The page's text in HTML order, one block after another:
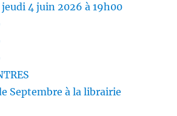
4 juin 2026 à 19h00
Septembre à la librairie